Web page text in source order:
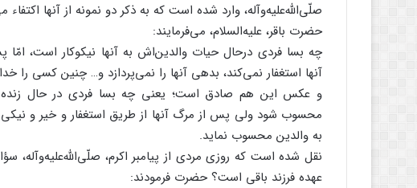
صلّى‌‌اللَّه‌‌علیه‌‌وآله، وارد شده است که به ذکر دو نمونه از آنها اکتفاء
حضرت باقر، علیه‌‌السلام، مى‌‌فرمایند:
چه بسا فردى درحال حیات والدین‌‌اش به آنها نیکوکار است،
آنها استغفار نمى‌‌کند، بدهى آنها را نمى‌‌پردازد و… چنین کسى
و عکس این هم صادق است؛ یعنى چه بسا فردى در حال
محسوب شود ولى پس از مرگ آنها از طریق استغفار و خیر و نیکى
به والدین محسوب نماید.
نقل شده است که روزى مردى از پیامبر اکرم، صلّى‌‌اللَّه‌‌علیه‌‌وآله،
عهده فرزند باقى است؟ حضرت فرمودند: